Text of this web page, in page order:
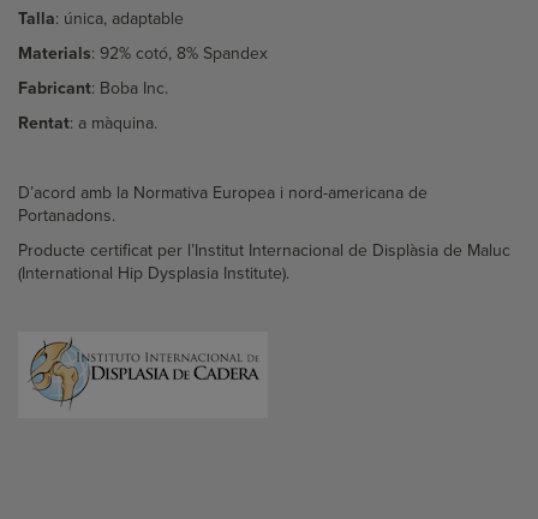
Talla: única, adaptable
Materials: 92% cotó, 8% Spandex
Fabricant: Boba Inc.
Rentat: a màquina.
D’acord amb la Normativa Europea i nord-americana de
Portanadons.
Producte certificat per l’Institut Internacional de Displàsia de Maluc
(International Hip Dysplasia Institute).